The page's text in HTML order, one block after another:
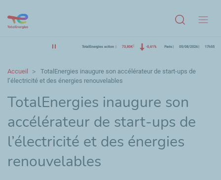
TotalEnergies action 73,80€ -0,61% Paris 05/08/2026 17h55
Accueil
TotalEnergies inaugure son accélérateur de start-ups de
l’électricité et des énergies renouvelables
TotalEnergies inaugure son
accélérateur de start-ups de
l’électricité et des énergies
renouvelables